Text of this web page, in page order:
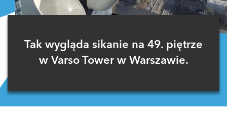
Tak wygląda sikanie na 49. piętrze
w Varso Tower w Warszawie.